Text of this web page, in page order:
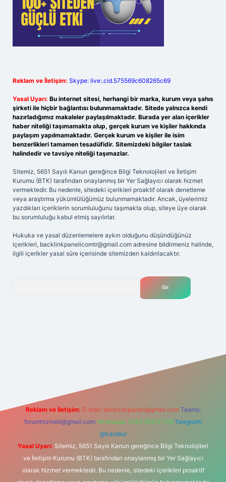
Reklam ve İletişim: Skype: live:.cid.575569c608265c69
Yasal Uyarı: Bu internet sitesi, herhangi bir marka, kurum veya şahıs
şirketi ile hiçbir bağlantısı bulunmamaktadır. Sitede yalnızca kendi
hazırladığımız makaleler paylaşılmaktadır. Burada yer alan içerikler
haber niteliği taşımamakta olup, gerçek kurum ve kişiler hakkında
paylaşım yapılmamaktadır. Gerçek kurum ve kişiler ile isim
benzerlikleri tamamen tesadüfidir. Sitemizdeki bilgiler taslak
halindedir ve tavsiye niteliği taşımazlar.
Sitemiz, 5651 Sayılı Kanun gereğince Bilgi Teknolojileri ve İletişim
Kurumu (BTK) tarafından onaylanmış bir Yer Sağlayıcı olarak hizmet
vermektedir. Bu nedenle, sitedeki içerikleri proaktif olarak denetleme
veya araştırma yükümlülüğümüz bulunmamaktadır. Ancak, üyelerimiz
yazdıkları içeriklerin sorumluluğunu taşımakta olup, siteye üye olarak
bu sorumluluğu kabul etmiş sayılırlar.
Hukuka ve yasal düzenlemelere aykırı olduğunu düşündüğünüz
içerikleri, backlinkpanelicomtr@gmail.com adresine bildirmeniz halinde,
ilgili içerikler yasal süre içerisinde sitemizden kaldırılacaktır.
Reklam ve İletişim: E-mail: backlinkpaneli@gmail.com Teams:
forumhizmeti@gmail.com Whatsapp: 0262 606 0 726 Telegram:
@karabul
Yasal Uyarı: Sitemiz, 5651 Sayılı Kanun gereğince Bilgi Teknolojileri
ve İletişim Kurumu (BTK) tarafından onaylanmış bir Yer Sağlayıcı
olarak hizmet vermektedir. Bu nedenle, sitedeki içerikleri proaktif